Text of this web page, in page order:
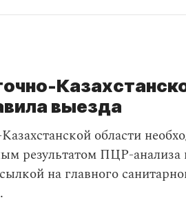
выезда
области
результатом ПЦР-анализа
на главного